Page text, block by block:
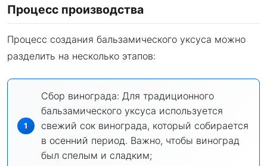
Процесс производства
Процесс создания бальзамического уксуса можно
разделить на несколько этапов:
Сбор винограда: Для традиционного
бальзамического уксуса используется
свежий сок винограда, который собирается
в осенний период. Важно, чтобы виноград
был спелым и сладким;